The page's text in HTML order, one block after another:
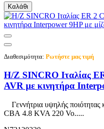
Καλάθι
Διαθεσιμότητα: Ρωτήστε μας τιμή
Η/Ζ SINCRO Ιταλίας
AVR με κινητήρα
Γεννήτρια υψηλής ποιότητας
CBA 4.8 KVA 220 Vo.....